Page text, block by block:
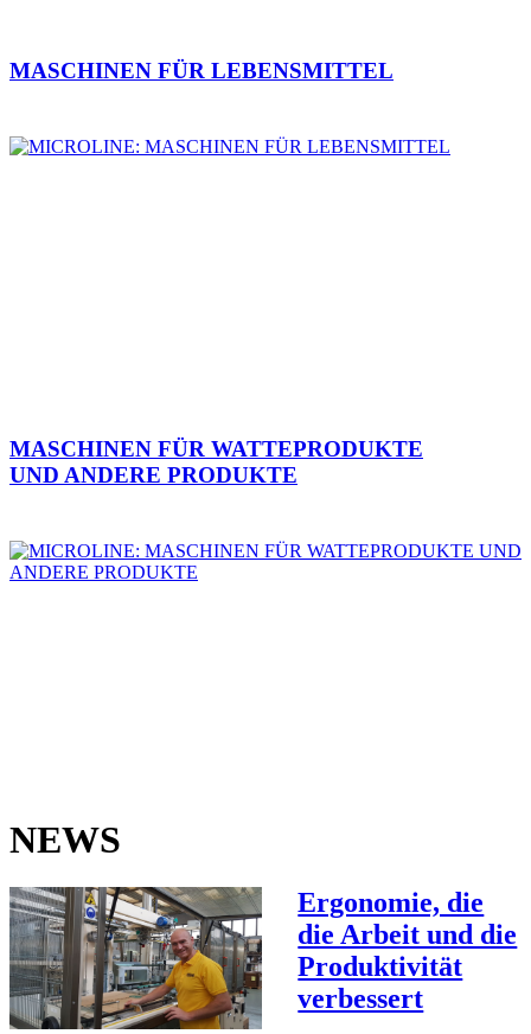
MASCHINEN FÜR LEBENSMITTEL
MASCHINEN FÜR WATTEPRODUKTE
UND ANDERE PRODUKTE
NEWS
Ergonomie, die
die Arbeit und die
Produktivität
verbessert